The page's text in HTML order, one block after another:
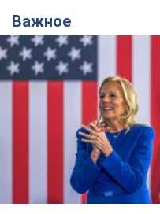
Важное